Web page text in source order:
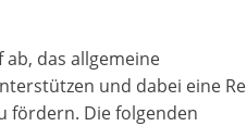
ab, das allgemeine
und dabei eine
fördern. Die folgenden